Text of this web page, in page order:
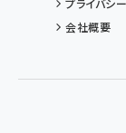
プライバシ
会社概要